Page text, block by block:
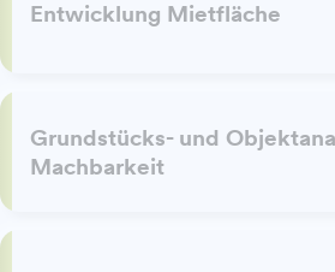
Entwicklung Mietfläche
Grundstücks- und
Machbarkeit